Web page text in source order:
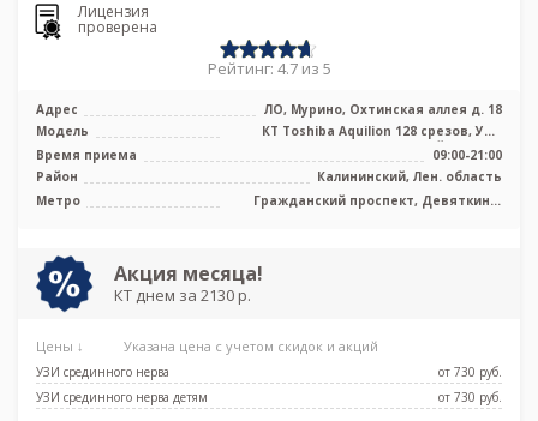
Лицензия
проверена
Рейтинг: 4.7 из 5
Адрес
ЛО, Мурино, Охтинская аллея д. 18
Модель
КТ Toshiba Aquilion 128 срезов, УЗИ
экспертного класса, Цифровой рентг ...
Время приема
09:00-21:00
Район
Калининский, Лен. область
Метро
Гражданский проспект, Девяткино,
Акция месяца!
КТ днем за 2130 р.
Цены ↓ Указана цена с учетом скидок и акций
УЗИ срединного нерва
от 730 pуб.
УЗИ срединного нерва детям
от 730 pуб.